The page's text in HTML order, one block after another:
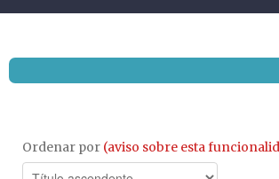
Ordenar por (aviso sobre esta